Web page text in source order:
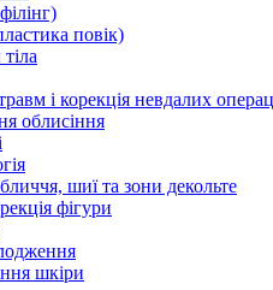
повік)
і корекція невдалих
облисіння
шиї та зони декольте
фігури
шкіри